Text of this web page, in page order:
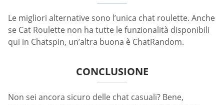
Le migliori alternative sono l’unica chat roulette. Anche
se Cat Roulette non ha tutte le funzionalità disponibili
qui in Chatspin, un’altra buona è ChatRandom.
CONCLUSIONE
Non sei ancora sicuro delle chat casuali? Bene,